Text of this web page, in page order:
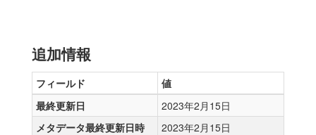
追加情報
フィールド
値
最終更新日
2023年2月15日
メタデータ最終更新日時
2023年2月15日